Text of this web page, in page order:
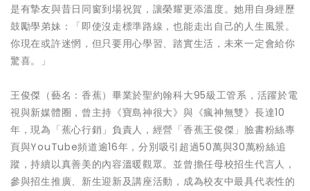
是有摯友與昔日同窗到場祝賀，讓榮耀更添溫度。她用自身經歷
鼓勵學弟妹：「即使沒走標準路線，也能走出自己的人生風景。
你現在或許迷惘，但只要用心學習、踏實生活，未來一定會給你
驚喜。」
王俊傑（藝名：香蕉）畢業於聖約翰科大95級工管系，活躍於電
視與新媒體圈，曾主持《寶島神很大》與《瘋神無雙》長達10
年，現為「蕉心行銷」負責人，經營「香蕉王俊傑」臉書粉絲專
頁與YouTube頻道逾16年，分別吸引超過50萬與30萬粉絲追
蹤，持續以真善美的內容溫暖觀眾。並曾擔任母校招生代言人，
參與招生推廣、新生迎新及講座活動，成為校友中最具代表性的